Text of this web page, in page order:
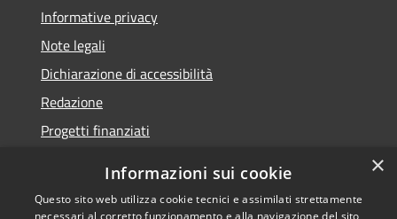
Informative privacy
Note legali
Dichiarazione di accessibilità
Redazione
Progetti finanziati
×
Informazioni sui cookie
Questo sito web utilizza cookie tecnici e assimilati strettamente
necessari al corretto funzionamento e alla navigazione del sito,